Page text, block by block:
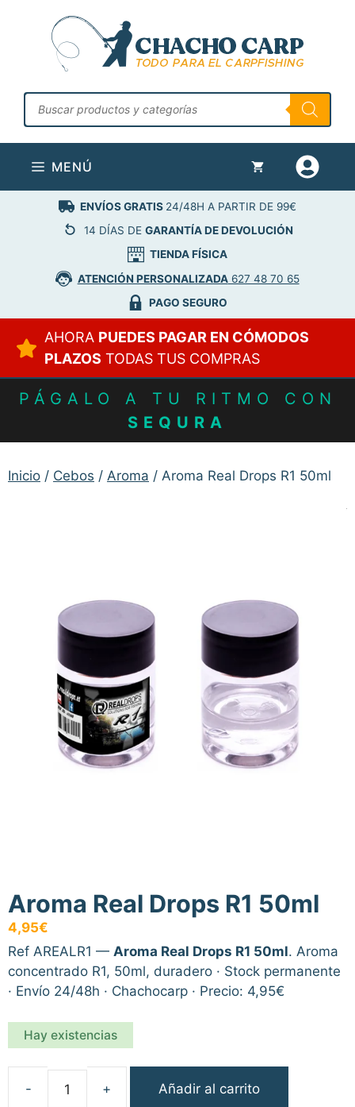
contenido
Búsqueda
de
productos
MENÚ
ENVÍOS GRATIS 24/48H A PARTIR DE 99€
14 DÍAS DE GARANTÍA DE DEVOLUCIÓN
TIENDA FÍSICA
ATENCIÓN PERSONALIZADA627 48 70 65
PAGO SEGURO
AHORA PUEDES PAGAR EN CÓMODOS
PLAZOS TODAS TUS COMPRAS
PÁGALO A TU RITMO CON
SEQURA
Inicio / Cebos / Aroma / Aroma Real Drops R1 50ml
Aroma Real Drops R1 50ml
4,95€
Ref AREALR1 — Aroma Real Drops R1 50ml. Aroma
concentrado R1, 50ml, duradero · Stock permanente
· Envío 24/48h · Chachocarp · Precio: 4,95€
Hay existencias
Aroma
Añadir al carrito